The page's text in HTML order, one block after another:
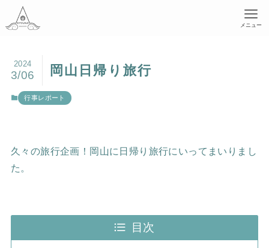
メニュー
岡山日帰り旅行
2024
3/06
行事レポート
久々の旅行企画！岡山に日帰り旅行にいってまいりまし
た。
目次